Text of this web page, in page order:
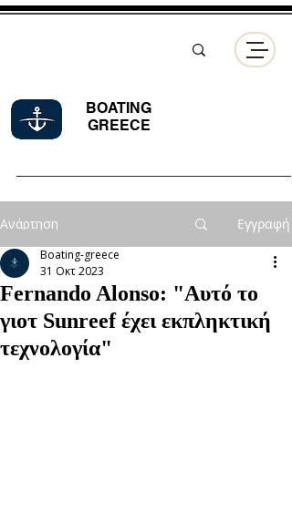
BOATING
GREECE
Ανάρτηση Εγγραφή
Fernando Alonso: "Αυτό το
γιοτ Sunreef έχει εκπληκτική
τεχνολογία"
Boating-greece
31 Οκτ 2023